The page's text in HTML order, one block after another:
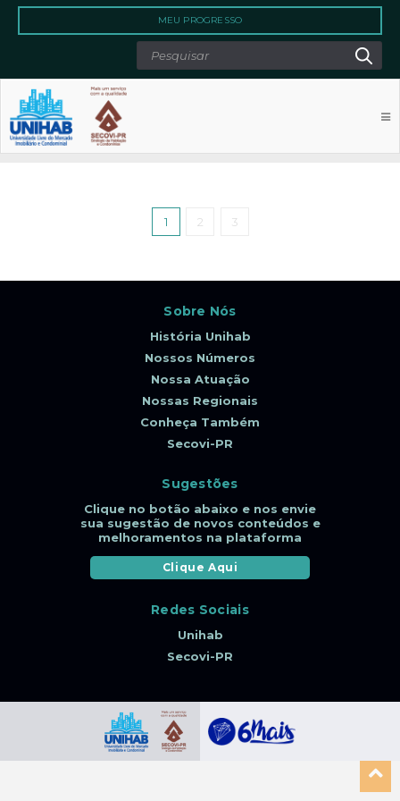
MEU PROGRESSO
Search
1 2 3
Sobre Nós
História Unihab
Nossos Números
Nossa Atuação
Nossas Regionais
Conheça Também
Secovi-PR
Sugestões
Clique no botão abaixo e nos envie
sua sugestão de novos conteúdos e
melhoramentos na plataforma
Clique Aqui
Redes Sociais
Unihab
Secovi-PR